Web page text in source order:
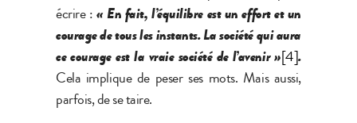
écrire :« En fait, l’équilibre est un effort et un
courage de tous les instants. La société qui aura
ce courage est la vraie société de l’avenir »[4].
Cela implique de peser ses mots. Mais aussi,
parfois, de se taire.